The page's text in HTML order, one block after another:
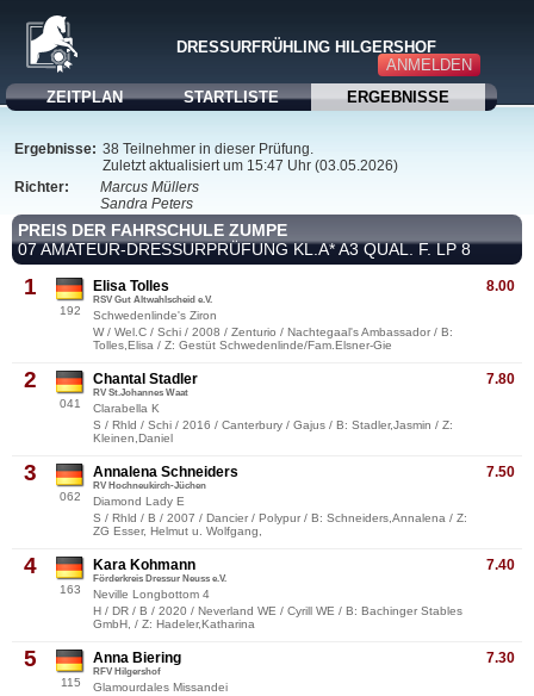
ANMELDEN
DRESSURFRÜHLING HILGERSHOF
ZEITPLAN STARTLISTE ERGEBNISSE
Ergebnisse: 38 Teilnehmer in dieser Prüfung.
Zuletzt aktualisiert um 15:47 Uhr (03.05.2026)
Richter:
Marcus Müllers
Sandra Peters
PREIS DER FAHRSCHULE ZUMPE
07 AMATEUR-DRESSURPRÜFUNG KL.A* A3 QUAL. F. LP 8
1
192
8.00
Elisa Tolles
RSV Gut Altwahlscheid e.V.
Schwedenlinde's Ziron
W / Wel.C / Schi / 2008 / Zenturio / Nachtegaal's Ambassador / B:
Tolles,Elisa / Z: Gestüt Schwedenlinde/Fam.Elsner-Gie
2
041
7.80
Chantal Stadler
RV St.Johannes Waat
Clarabella K
S / Rhld / Schi / 2016 / Canterbury / Gajus / B: Stadler,Jasmin / Z:
Kleinen,Daniel
3
062
7.50
Annalena Schneiders
RV Hochneukirch-Jüchen
Diamond Lady E
S / Rhld / B / 2007 / Dancier / Polypur / B: Schneiders,Annalena / Z:
ZG Esser, Helmut u. Wolfgang,
4
163
7.40
Kara Kohmann
Förderkreis Dressur Neuss e.V.
Neville Longbottom 4
H / DR / B / 2020 / Neverland WE / Cyrill WE / B: Bachinger Stables
GmbH, / Z: Hadeler,Katharina
5
115
7.30
Anna Biering
RFV Hilgershof
Glamourdales Missandei